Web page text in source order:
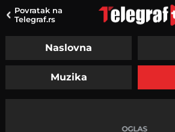
Povratak na
Telegraf.rs
Naslovna
Muzika